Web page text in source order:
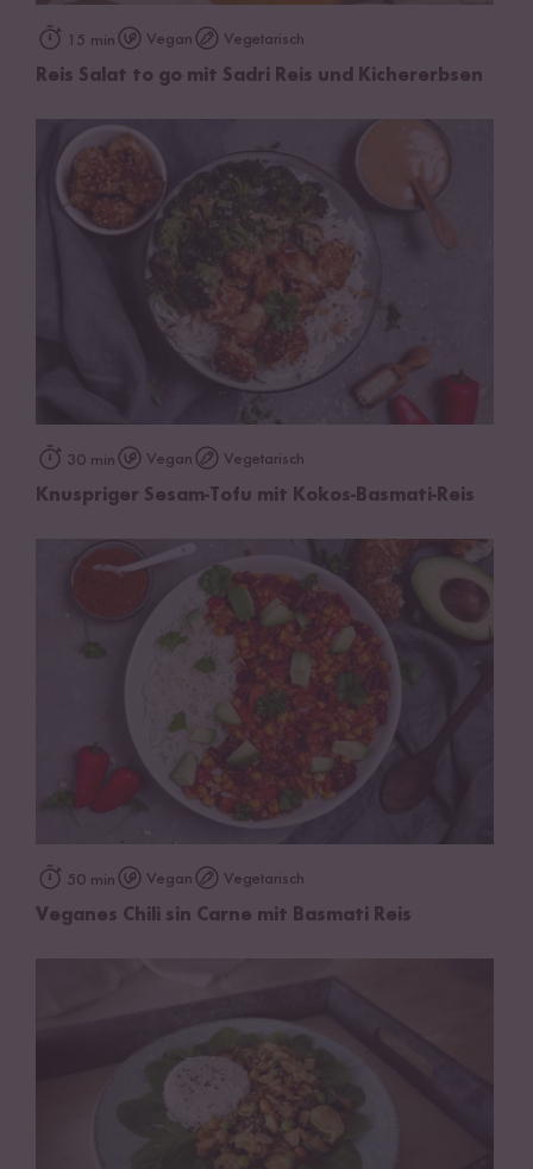
15 min Vegan Vegetarisch
Reis Salat to go mit Sadri Reis und Kichererbsen
30 min Vegan Vegetarisch
Knuspriger Sesam-Tofu mit Kokos-Basmati-Reis
50 min Vegan Vegetarisch
Veganes Chili sin Carne mit Basmati Reis